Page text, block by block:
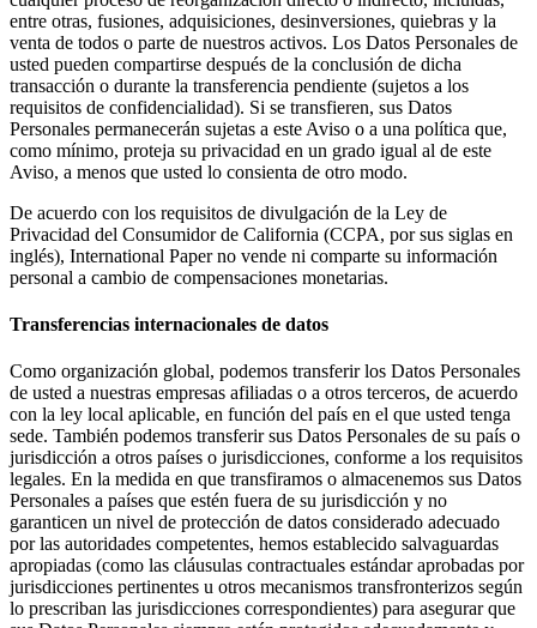
entre otras, fusiones, adquisiciones, desinversiones, quiebras y la
venta de todos o parte de nuestros activos. Los Datos Personales de
usted pueden compartirse después de la conclusión de dicha
transacción o durante la transferencia pendiente (sujetos a los
requisitos de confidencialidad). Si se transfieren, sus Datos
Personales permanecerán sujetas a este Aviso o a una política que,
como mínimo, proteja su privacidad en un grado igual al de este
Aviso, a menos que usted lo consienta de otro modo.
De acuerdo con los requisitos de divulgación de la Ley de
Privacidad del Consumidor de California (CCPA, por sus siglas en
inglés), International Paper no vende ni comparte su información
personal a cambio de compensaciones monetarias.
Transferencias internacionales de datos
Como organización global, podemos transferir los Datos Personales
de usted a nuestras empresas afiliadas o a otros terceros, de acuerdo
con la ley local aplicable, en función del país en el que usted tenga
sede. También podemos transferir sus Datos Personales de su país o
jurisdicción a otros países o jurisdicciones, conforme a los requisitos
legales. En la medida en que transfiramos o almacenemos sus Datos
Personales a países que estén fuera de su jurisdicción y no
garanticen un nivel de protección de datos considerado adecuado
por las autoridades competentes, hemos establecido salvaguardas
apropiadas (como las cláusulas contractuales estándar aprobadas por
jurisdicciones pertinentes u otros mecanismos transfronterizos según
lo prescriban las jurisdicciones correspondientes) para asegurar que